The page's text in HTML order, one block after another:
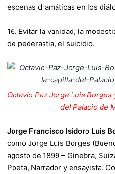
escenas dramáticas en los
16. Evitar la vanidad, la
de pederastia, el suicidio.
Octavio Paz Jorge Luis Borges
del Palacio de
Jorge Francisco Isidoro Luis
como Jorge Luis Borges
agosto de 1899 – Ginebra,
Poeta, Narrador y ensayista.